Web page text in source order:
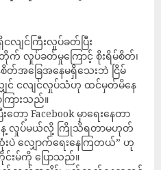
လျင်ကြီးလှုပ်ခတ်ပြီး
လှုပ်ခတ်မှုကြောင့် စိုးရိမ်စိတ်၊
န်စိတ်အခြေအနေမရှိသေးဘဲ ငြိမ်
င် ငလျင်လှုပ်သံဟု ထင်မှတ်မိနေ
ြားသည်။
ာ့ Facebook မှာရေးနေတာ
လှုပ်မယ်လို့ ကြိုသိရတာမဟုတ်
ပဲ လျှောက်ရေးနေကြတယ်” ဟု
းမ်ကို ပြောသည်။